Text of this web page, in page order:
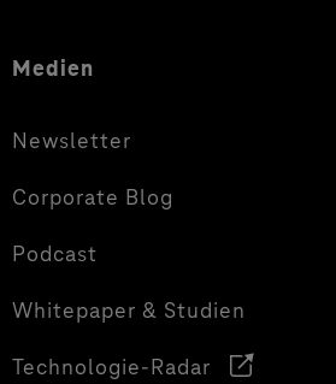
Medien
Newsletter
Corporate Blog
Podcast
Whitepaper & Studien
Technologie-Radar